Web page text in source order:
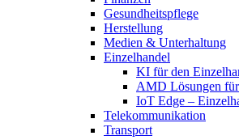
Gesundheitspflege
Herstellung
Medien & Unterhaltung
Einzelhandel
KI für den
AMD Lösungen
IoT Edge –
Telekommunikation
Transport